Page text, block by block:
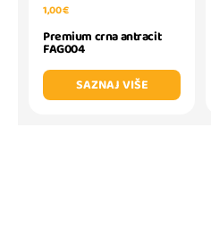
1,00 €
Premium crna antracit
FAG004
SAZNAJ VIŠE